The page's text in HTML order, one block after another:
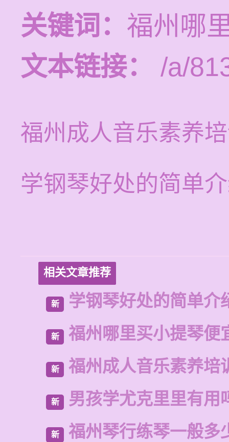
关键词： 福州哪
文本链接：
/a/
福州成人音乐素养
学钢琴好处的简单
相关文章推荐
新 学钢琴好处的简单介
新 福州哪里买小提琴便
新 福州成人音乐素养培
新 男孩学尤克里里有用
新 福州琴行练琴一般多